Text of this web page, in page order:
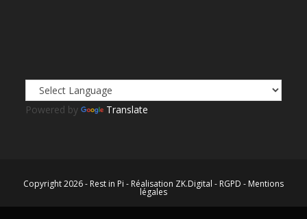
Powered by Translate
Copyright 2026 - Rest in Pi - Réalisation ZK.Digital - RGPD - Mentions
légales